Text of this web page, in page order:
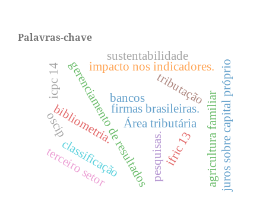
Palavras-chave
classificação
Área tributária
tributação
gerenciamento de resultadosfirmas brasileiras. agricultura familiar
bibliometria.
bancos
impacto nos indicadores.
pesquisas.
terceiro setor
oscip
sustentabilidade
ifric 13
icpc 14 juros sobre capital próprio